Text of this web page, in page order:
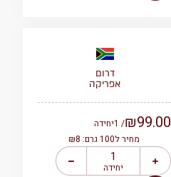
דרום
אפריקה
₪99.00
/ 1 יחידה
מחיר ל100 גרם: ₪8
יחידה